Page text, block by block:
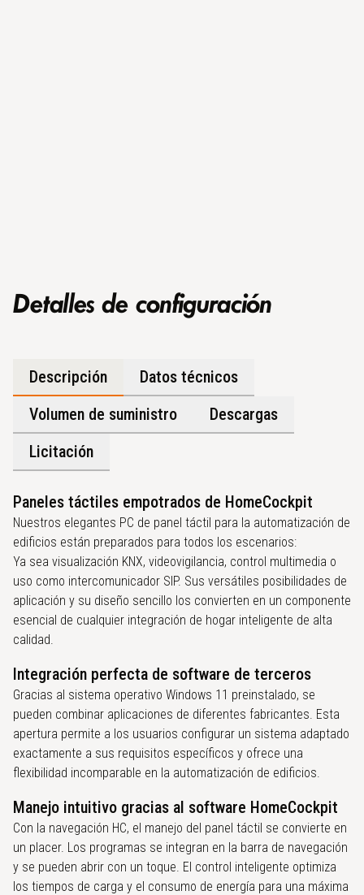
Detalles de configuración
Descripción
Datos técnicos
Volumen de suministro
Descargas
Licitación
Paneles táctiles empotrados de HomeCockpit
Nuestros elegantes PC de panel táctil para la automatización de
edificios están preparados para todos los escenarios:
Ya sea visualización KNX, videovigilancia, control multimedia o
uso como intercomunicador SIP. Sus versátiles posibilidades de
aplicación y su diseño sencillo los convierten en un componente
esencial de cualquier integración de hogar inteligente de alta
calidad.
Integración perfecta de software de terceros
Gracias al sistema operativo Windows 11 preinstalado, se
pueden combinar aplicaciones de diferentes fabricantes. Esta
apertura permite a los usuarios configurar un sistema adaptado
exactamente a sus requisitos específicos y ofrece una
flexibilidad incomparable en la automatización de edificios.
Manejo intuitivo gracias al software HomeCockpit
Con la navegación HC, el manejo del panel táctil se convierte en
un placer. Los programas se integran en la barra de navegación
y se pueden abrir con un toque. El control inteligente optimiza
los tiempos de carga y el consumo de energía para una máxima